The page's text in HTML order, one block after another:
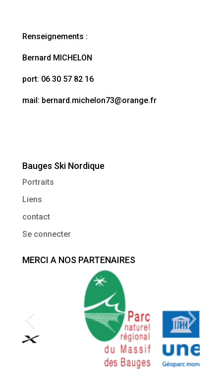
Renseignements :
Bernard MICHELON
port: 06 30 57 82 16
mail: bernard.michelon73@orange.fr
Bauges Ski Nordique
Portraits
Liens
contact
Se connecter
MERCI A NOS PARTENAIRES